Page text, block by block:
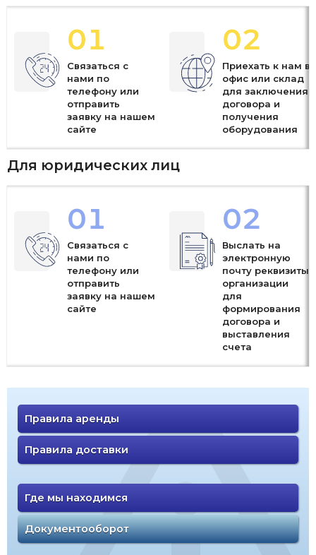
01
Связаться с
нами по
телефону или
отправить
заявку на нашем
сайте
02
Приехать к нам в
офис или склад
для заключения
договора и
получения
оборудования
Для юридических лиц
01
Связаться с
нами по
телефону или
отправить
заявку на нашем
сайте
02
Выслать на
электронную
почту реквизиты
организации
для
формирования
договора и
выставления
счета
Правила аренды
Правила доставки
Где мы находимся
Документооборот